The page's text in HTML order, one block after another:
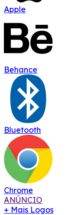
Apple
Behance
Bluetooth
Chrome
ANÚNCIO
+ Mais Logos